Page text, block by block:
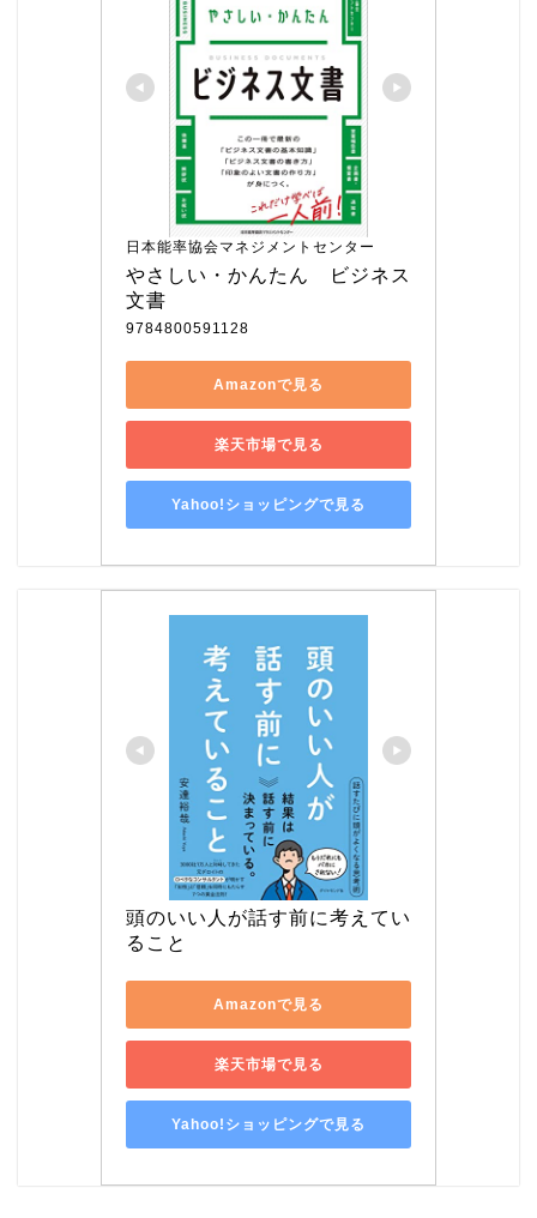
日本能率協会マネジメントセンター
やさしい・かんたん　ビジネス
文書
9784800591128
Amazonで見る
楽天市場で見る
Yahoo!ショッピングで見る
頭のいい人が話す前に考えてい
ること
Amazonで見る
楽天市場で見る
Yahoo!ショッピングで見る